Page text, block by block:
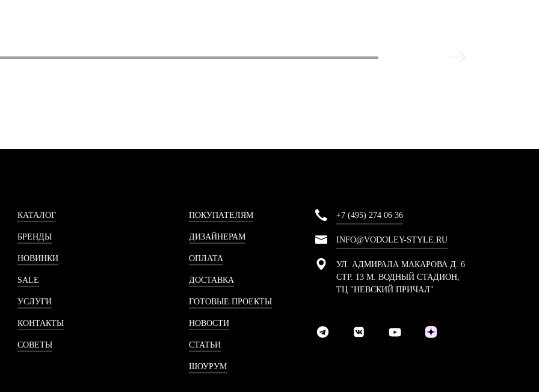
КАТАЛОГ
БРЕНДЫ
НОВИНКИ
SALE
УСЛУГИ
КОНТАКТЫ
СОВЕТЫ
ПОКУПАТЕЛЯМ
ДИЗАЙНЕРАМ
ОПЛАТА
ДОСТАВКА
ГОТОВЫЕ ПРОЕКТЫ
НОВОСТИ
СТАТЬИ
ШОУРУМ
+7 (495) 274 06 36
INFO@VODOLEY-STYLE.RU
УЛ. АДМИРАЛА МАКАРОВА Д. 6
СТР. 13 М. ВОДНЫЙ СТАДИОН,
ТЦ "НЕВСКИЙ ПРИЧАЛ"